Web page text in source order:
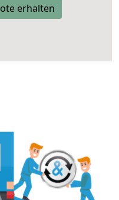
erhalten